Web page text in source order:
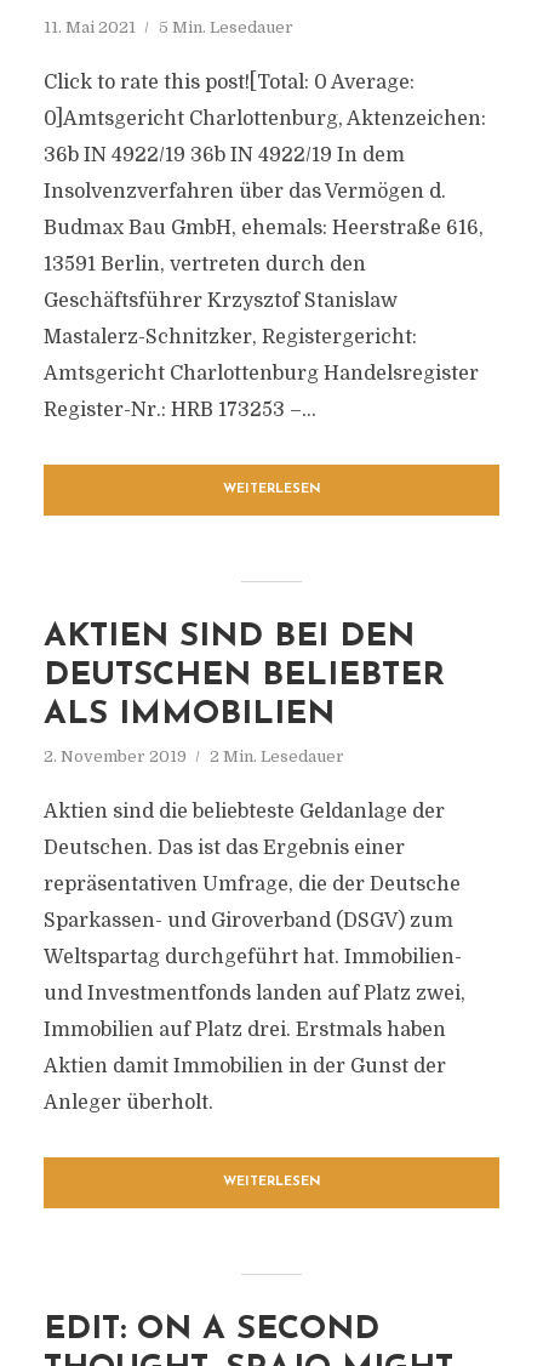
11. Mai 2021 5 Min. Lesedauer
Click to rate this post![Total: 0 Average:
0]Amtsgericht Charlottenburg, Aktenzeichen:
36b IN 4922/19 36b IN 4922/19 In dem
Insolvenzverfahren über das Vermögen d.
Budmax Bau GmbH, ehemals: Heerstraße 616,
13591 Berlin, vertreten durch den
Geschäftsführer Krzysztof Stanislaw
Mastalerz-Schnitzker, Registergericht:
Amtsgericht Charlottenburg Handelsregister
Register-Nr.: HRB 173253 –...
WEITERLESEN
AKTIEN SIND BEI DEN
DEUTSCHEN BELIEBTER
ALS IMMOBILIEN
2. November 2019 2 Min. Lesedauer
Aktien sind die beliebteste Geldanlage der
Deutschen. Das ist das Ergebnis einer
repräsentativen Umfrage, die der Deutsche
Sparkassen- und Giroverband (DSGV) zum
Weltspartag durchgeführt hat. Immobilien-
und Investmentfonds landen auf Platz zwei,
Immobilien auf Platz drei. Erstmals haben
Aktien damit Immobilien in der Gunst der
Anleger überholt.
WEITERLESEN
EDIT: ON A SECOND